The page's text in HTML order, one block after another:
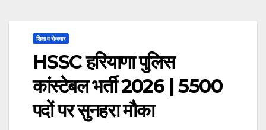
शिक्षा व रोजगार
HSSC हरियाणा पुलिस
कांस्टेबल भर्ती 2026 | 5500
पदों पर सुनहरा मौका